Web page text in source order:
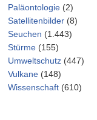
Paläontologie (2)
Satellitenbilder (8)
Seuchen (1.443)
Stürme (155)
Umweltschutz (447)
Vulkane (148)
Wissenschaft (610)